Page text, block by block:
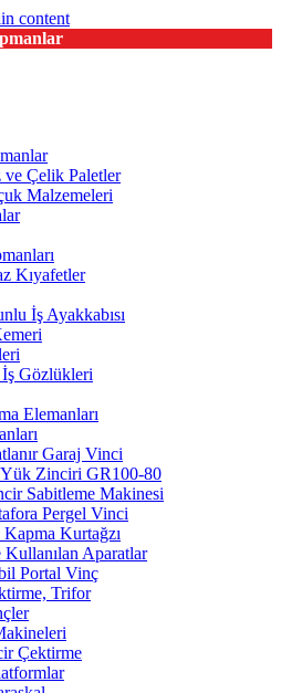
content
ve Çelik Paletler
Malzemeleri
Kıyafetler
İş Ayakkabısı
Gözlükleri
Elemanları
Garaj Vinci
Zinciri GR100-80
Sabitleme Makinesi
Pergel Vinci
Kurtağzı
Aparatlar
Portal Vinç
Trifor
Çektirme